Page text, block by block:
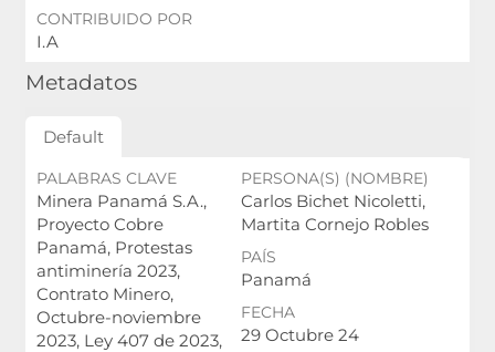
CONTRIBUIDO POR
I.A
Metadatos
Default
PALABRAS CLAVE
Minera Panamá S.A.,
Proyecto Cobre
Panamá, Protestas
antiminería 2023,
Contrato Minero,
Octubre-noviembre
2023, Ley 407 de 2023,
PERSONA(S) (NOMBRE)
Carlos Bichet Nicoletti,
Martita Cornejo Robles
PAÍS
Panamá
FECHA
29 Octubre 24